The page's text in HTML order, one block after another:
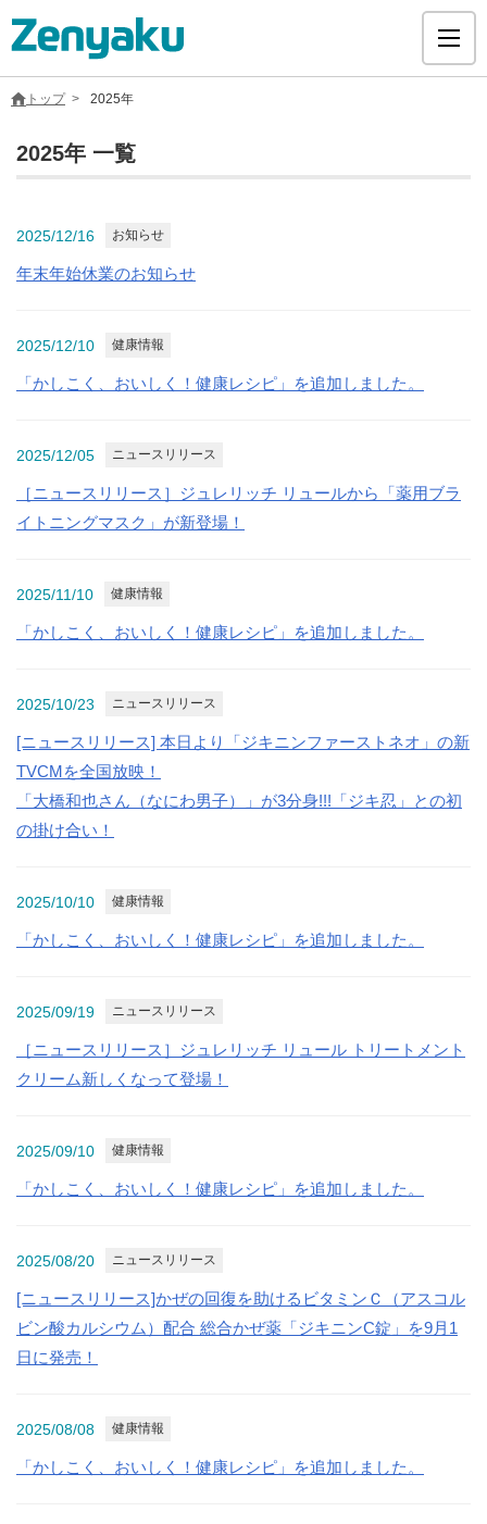
サステナビリティ
採用情報
医療用医薬品
お問い合わせ
トップ 2025年
2025年 一覧
2025/12/16 お知らせ
年末年始休業のお知らせ
2025/12/10 健康情報
「かしこく、おいしく！健康レシピ」を追加しました。
2025/12/05 ニュースリリース
［ニュースリリース］ジュレリッチ リュールから「薬用ブラ
イトニングマスク」が新登場！
2025/11/10 健康情報
「かしこく、おいしく！健康レシピ」を追加しました。
2025/10/23 ニュースリリース
[ニュースリリース] 本日より「ジキニンファーストネオ」の新
TVCMを全国放映！
「大橋和也さん（なにわ男子）」が3分身!!!「ジキ忍」との初
の掛け合い！
2025/10/10 健康情報
「かしこく、おいしく！健康レシピ」を追加しました。
2025/09/19 ニュースリリース
［ニュースリリース］ジュレリッチ リュール トリートメント
クリーム新しくなって登場！
2025/09/10 健康情報
「かしこく、おいしく！健康レシピ」を追加しました。
2025/08/20 ニュースリリース
[ニュースリリース]かぜの回復を助けるビタミンＣ（アスコル
ビン酸カルシウム）配合 総合かぜ薬「ジキニンC錠」を9月1
日に発売！
2025/08/08 健康情報
「かしこく、おいしく！健康レシピ」を追加しました。